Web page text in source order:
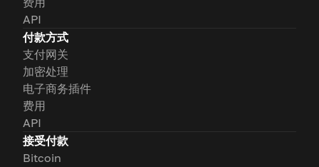
API
付款方式
支付网关
加密处理
电子商务插件
费用
API
接受付款
Bitcoin